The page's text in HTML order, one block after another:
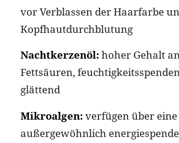
vor Verblassen der Haarfarbe
Kopfhautdurchblutung
Nachtkerzenöl: hoher Gehalt
Fettsäuren,
glättend
Mikroalgen: verfügen über eine
außergewöhnlich